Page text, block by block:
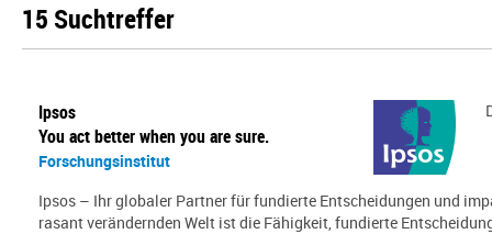
15 Suchtreffer
Ipsos
You act better when you are sure.
Forschungsinstitut
Ipsos – Ihr globaler Partner für fundierte Entscheidungen und
rasant verändernden Welt ist die Fähigkeit, fundierte